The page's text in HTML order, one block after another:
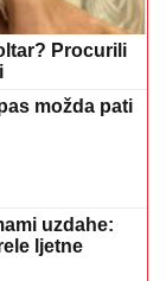
Procurili
možda pati
uzdahe:
ljetne